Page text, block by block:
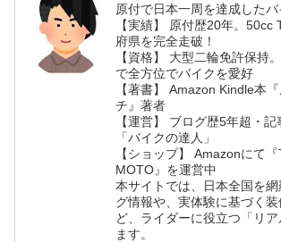
原付で日本一周を達成した
【実績】 原付歴20年。50cc
府県を完全走破！
【資格】 大型二輪免許保持
で全方位でバイクを愛好
【著書】 Amazon Kindle本
チ』著者
【運営】 ブログ歴5年超・
「バイクの達人」
【ショップ】 Amazonにて
MOTO』を運営中
本サイトでは、日本全国を
グ情報や、実体験に基づく
ど、ライダーに役立つ「リ
ます。